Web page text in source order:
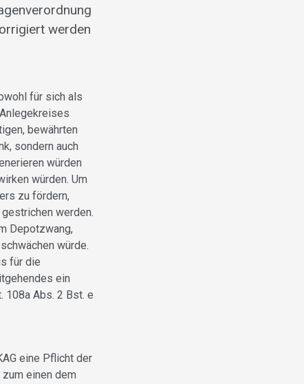
werden
für sich als
bewährten
sondern auch
würden
würden. Um
zu fördern,
werden.
Depotzwang,
würde.
für die
ein
108a Abs. 2 Bst. e
eine Pflicht der
einen dem